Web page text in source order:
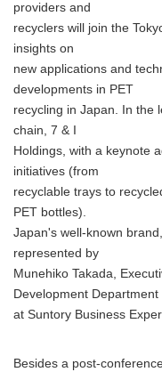
providers and
recyclers will join the
insights on
new applications and
developments in PET
recycling in Japan. In the
chain, 7 & I
Holdings, with a keynote
initiatives (from
recyclable trays to
PET bottles).
Japan's well-known
represented by
Munehiko Takada,
Development Department
at Suntory Business
Besides a post-